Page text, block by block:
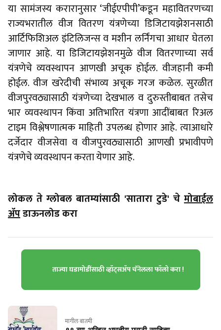
या सामंजस्य करारानुसार ‘जीईएपीपी’कडून महावितरणच्या
राज्यभरातील वीज वितरण यंत्रणेच्या डिजिटायझेशनसाठी
आर्टिफिशिअल इंटिलिजन्स व मशीन लर्निंगचा आधार घेतला
जाणार आहे. या डिजिटायझेशनमुळे वीज वितरणाच्या सर्व
यंत्रणेचे व्यवस्थापन आणखी अचूक होईल. वीजहानी कमी
होईल. वीज खरेदीची संभाव्य अचूक गरज कळेल. सुरळीत
वीजपुरवठ्यासाठी यंत्रणेच्या देखभाल व दुरुस्तीबाबत तसेच
भार व्यवस्थापन किंवा अतिभारित यंत्रणा आदींबाबत रिअल
टाइम विश्लेषणात्मक माहिती उपलब्ध होणार आहे. त्याआधारे
दर्जेदार वीजसेवा व वीजपुरवठ्यासाठी आणखी प्रभावीपणे
यंत्रणेचे व्यवस्थापन करता येणार आहे.
लोकल ते ग्लोबल बातम्यांसाठी 'सातारा टुडे' चे मोबाईल
ॲपडाऊनलोड करा
ताज्या घडामोडींसाठी व्हॉट्सॲप चॅनेलला फॉलो करा !
मागील बातमी